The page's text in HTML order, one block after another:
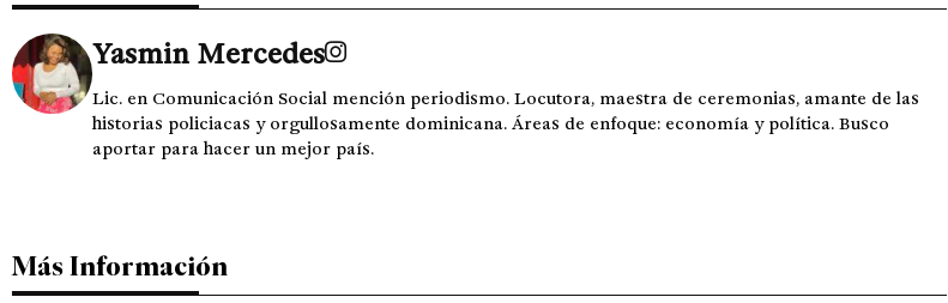
Yasmin Mercedes
Lic. en Comunicación Social mención periodismo. Locutora, maestra de ceremonias, amante de las
historias policiacas y orgullosamente dominicana. Áreas de enfoque: economía y política. Busco
aportar para hacer un mejor país.
Más Información